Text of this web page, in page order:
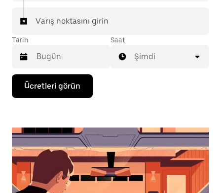
Varış noktasını girin
Tarih
Takvimle
etkileşime
geçmek
seçmek
aşağı
ok
tuşuna
basın.
Takvimi
Saat
Şimdi
Ücretleri görün